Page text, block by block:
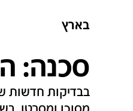
בארץ
סכנה:
בבדיקות חדשות